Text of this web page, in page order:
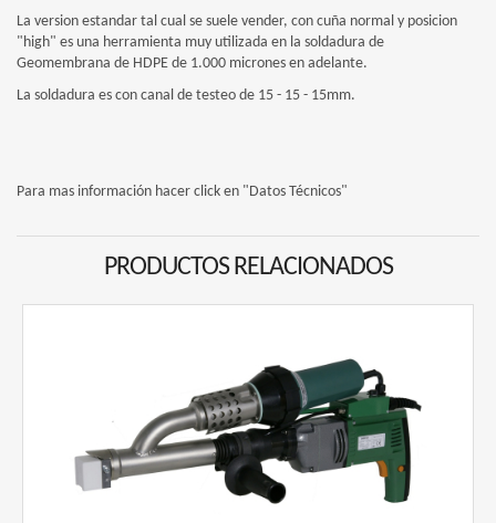
La version estandar tal cual se suele vender, con cuña normal y posicion
"high" es una herramienta muy utilizada en la soldadura de
Geomembrana de HDPE de 1.000 micrones en adelante.
La soldadura es con canal de testeo de 15 - 15 - 15mm.
Para mas información hacer click en "Datos Técnicos"
PRODUCTOS RELACIONADOS